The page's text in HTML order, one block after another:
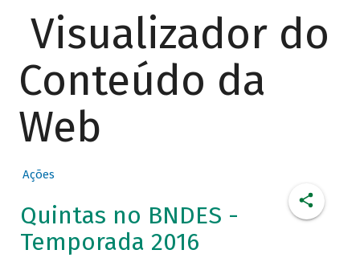
Visualizador do
Conteúdo da
Web
Ações
Quintas no BNDES -
Temporada 2016